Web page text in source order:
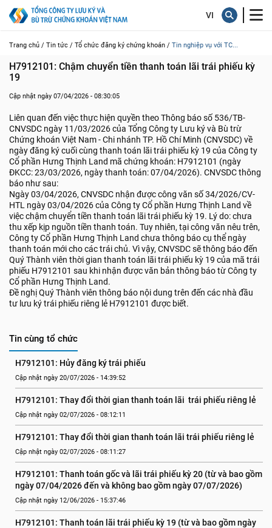
Trang chủ / Tin tức / Tổ chức đăng ký chứng khoán / Tin nghiệp vụ với TC...
H7912101: Chậm chuyển tiền thanh toán lãi trái phiếu kỳ
19
Cập nhật ngày 07/04/2026 - 08:30:05
Liên quan đến việc thực hiện quyền theo Thông báo số 536/TB-
CNVSDC ngày 11/03/2026 của Tổng Công ty Lưu ký và Bù trừ
Chứng khoán Việt Nam - Chi nhánh TP. Hồ Chí Minh (CNVSDC) về
ngày đăng ký cuối cùng thanh toán lãi trái phiếu kỳ 19 của Công ty
Cổ phần Hưng Thịnh Land mã chứng khoán: H7912101 (ngày
ĐKCC: 23/03/2026, ngày thanh toán: 07/04/2026). CNVSDC thông
báo như sau:
Ngày 03/04/2026, CNVSDC nhận được công văn số 34/2026/CV-
HTL ngày 03/04/2026 của Công ty Cổ phần Hưng Thịnh Land về
việc chậm chuyển tiền thanh toán lãi trái phiếu kỳ 19. Lý do: chưa
thu xếp kịp nguồn tiền thanh toán. Tuy nhiên, tại công văn nêu trên,
Công ty Cổ phần Hưng Thịnh Land chưa thông báo cụ thể ngày
thanh toán mới cho các trái chủ. Vì vậy, CNVSDC sẽ thông báo đến
Quý Thành viên thời gian thanh toán lãi trái phiếu kỳ 19 của mã trái
phiếu H7912101 sau khi nhận được văn bản thông báo từ Công ty
Cổ phần Hưng Thịnh Land.
Đề nghị Quý Thành viên thông báo nội dung trên đến các nhà đầu
tư lưu ký trái phiếu riêng lẻ H7912101 được biết.
Tin cùng tổ chức
H7912101: Hủy đăng ký trái phiếu
Cập nhật ngày 20/07/2026 - 14:39:52
H7912101: Thay đổi thời gian thanh toán lãi  trái phiếu riêng lẻ
Cập nhật ngày 02/07/2026 - 08:12:11
H7912101: Thay đổi thời gian thanh toán lãi trái phiếu riêng lẻ
Cập nhật ngày 02/07/2026 - 08:11:27
H7912101: Thanh toán gốc và lãi trái phiếu kỳ 20 (từ và bao gồm
ngày 07/04/2026 đến và không bao gồm ngày 07/07/2026)
Cập nhật ngày 12/06/2026 - 15:37:46
H7912101: Thanh toán lãi trái phiếu kỳ 19 (từ và bao gồm ngày